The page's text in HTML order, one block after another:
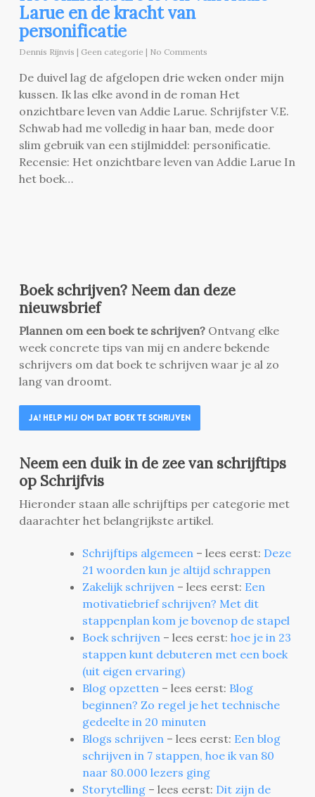
Larue en de kracht van
personificatie
Dennis Rijnvis | Geen categorie | No Comments
De duivel lag de afgelopen drie weken onder mijn
kussen. Ik las elke avond in de roman Het
onzichtbare leven van Addie Larue. Schrijfster V.E.
Schwab had me volledig in haar ban, mede door
slim gebruik van een stijlmiddel: personificatie.
Recensie: Het onzichtbare leven van Addie Larue In
het boek…
Boek schrijven? Neem dan deze
nieuwsbrief
Plannen om een boek te schrijven? Ontvang elke
week concrete tips van mij en andere bekende
schrijvers om dat boek te schrijven waar je al zo
lang van droomt.
Ja! Help mij om dat boek te schrijven
Neem een duik in de zee van schrijftips
op Schrijfvis
Hieronder staan alle schrijftips per categorie met
daarachter het belangrijkste artikel.
Schrijftips algemeen – lees eerst: Deze
21 woorden kun je altijd schrappen
Zakelijk schrijven – lees eerst: Een
motivatiebrief schrijven? Met dit
stappenplan kom je bovenop de stapel
Boek schrijven – lees eerst: hoe je in 23
stappen kunt debuteren met een boek
(uit eigen ervaring)
Blog opzetten – lees eerst: Blog
beginnen? Zo regel je het technische
gedeelte in 20 minuten
Blogs schrijven – lees eerst: Een blog
schrijven in 7 stappen, hoe ik van 80
naar 80.000 lezers ging
Storytelling– lees eerst: Dit zijn de